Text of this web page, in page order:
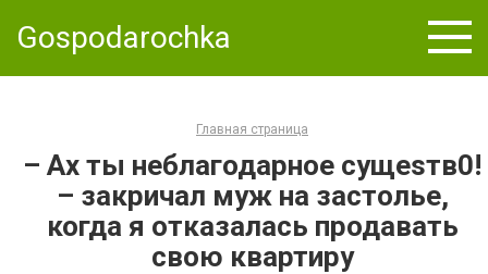
Gospodarochka
Главная страница
– Ах ты неблагодарное сущеsтв0!
– закричал муж на застолье,
когда я отказалась продавать
свою квартиру